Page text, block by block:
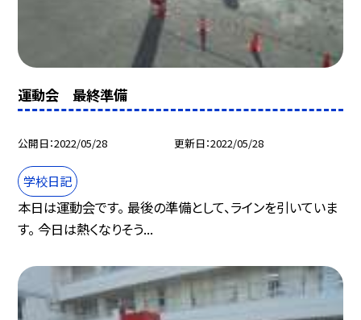
運動会 最終準備
公開日 2022/05/28 更新日 2022/05/28
学校日記
本日は運動会です。 最後の準備として、ラインを引いていま
す。 今日は熱くなりそう...